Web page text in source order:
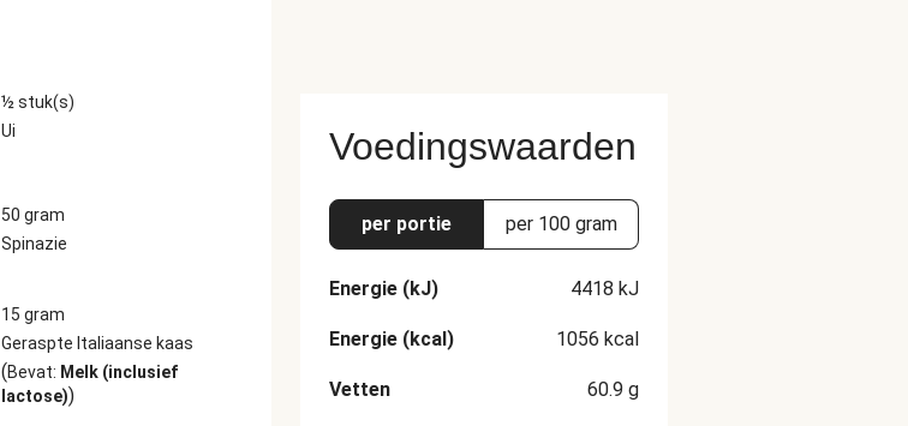
½ stuk(s)
Ui
50 gram
Spinazie
15 gram
Geraspte Italiaanse kaas
(Bevat: Melk (inclusief
lactose))
Voedingswaarden
per portie per 100 gram
Energie (kJ) 4418 kJ
Energie (kcal) 1056 kcal
Vetten 60.9 g